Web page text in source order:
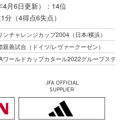
月6日更新）：14位
（4得点6失点）
ンチャレンジカップ2004（日本/横浜）
親善試合（ドイツ/レヴァークーゼン）
ワールドカップカタール2022グループステー
JFA OFFICIAL
SUPPLIER